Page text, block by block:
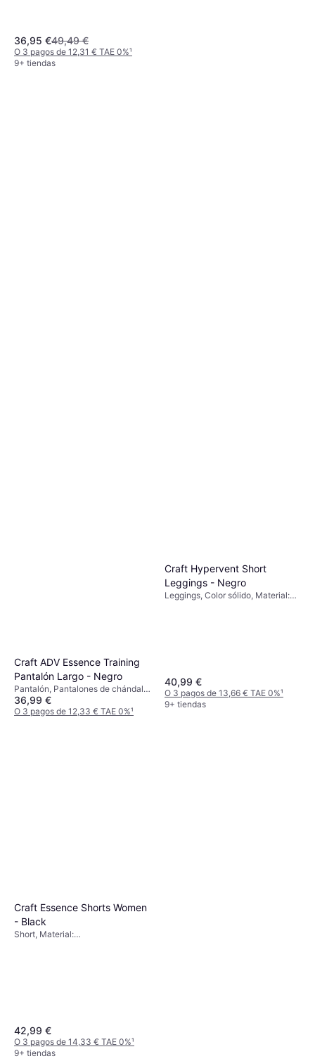
36,95 €49,49 €
O 3 pagos de 12,31 € TAE 0%¹
9+ tiendas
Craft ADV Essence Training
Pantalón Largo - Negro
Pantalón, Pantalones de chándal,
Color sólido, Material:
Elastano/Lycra/Spandex, Poliéster,
36,99 €
O 3 pagos de 12,33 € TAE 0%¹
Craft Hypervent Short
Leggings - Negro
Leggings, Color sólido, Material:
40,99 €
O 3 pagos de 13,66 € TAE 0%¹
9+ tiendas
Craft Essence Shorts Women
- Black
Short, Material:
42,99 €
O 3 pagos de 14,33 € TAE 0%¹
9+ tiendas